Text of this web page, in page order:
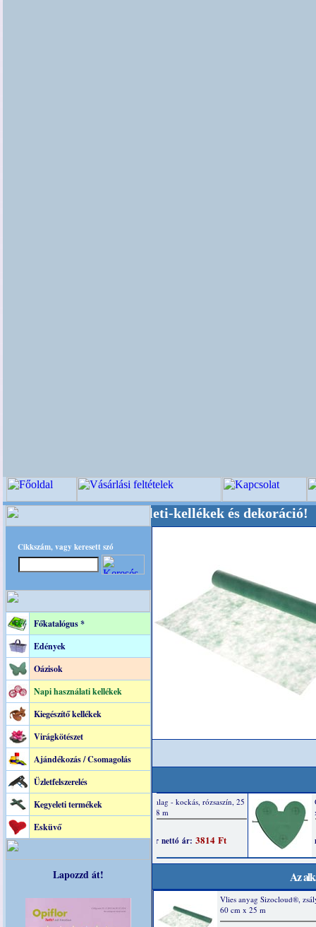
Cikkszám, vagy keresett szó
Főkatalógus *
Edények
Oázisok
Napi használati kellékek
Kiegészítő kellékek
Virágkötészet
Ajándékozás / Csomagolás
Üzletfelszerelés
Kegyeleti termékek
Esküvő
Lapozzd át!
, Kegyeleti-kellékek és dekoráció!
Az
Vlies anyag Sizocloud®,
60 cm x 25 m